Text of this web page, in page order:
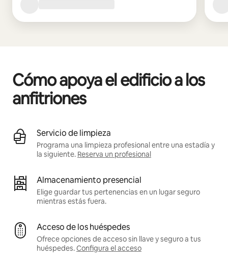
Cómo apoya el edificio a los
anfitriones
Servicio de limpieza
Programa una limpieza profesional entre una estadía y
la siguiente. Reserva un profesional
Almacenamiento presencial
Elige guardar tus pertenencias en un lugar seguro
mientras estás fuera.
Acceso de los huéspedes
Ofrece opciones de acceso sin llave y seguro a tus
huéspedes.Configura el acceso